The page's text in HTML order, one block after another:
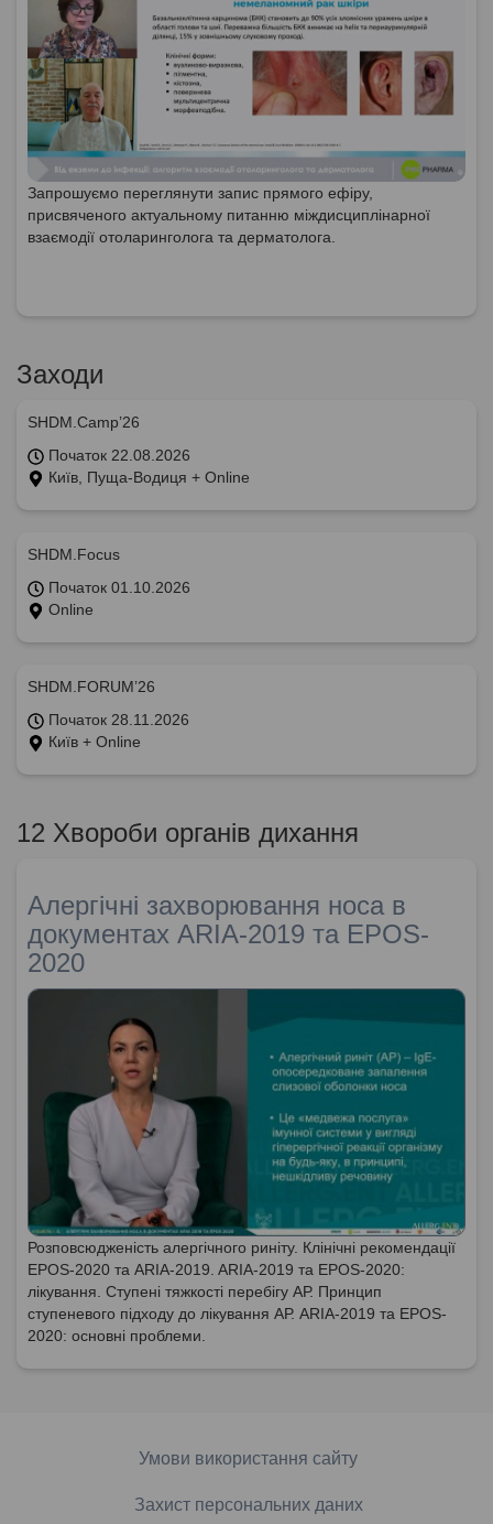
Запрошуємо переглянути запис прямого ефіру,
присвяченого актуальному питанню міждисциплінарної
взаємодії отоларинголога та дерматолога.
Заходи
SHDM.Camp’26
Початок 22.08.2026
Київ, Пуща-Водиця + Online
SHDM.Focus
Початок 01.10.2026
Online
SHDM.FORUM’26
Початок 28.11.2026
Київ + Online
12 Хвороби органів дихання
Алергічні захворювання носа в
документах ARIA-2019 та EPOS-
2020
Розповсюдженість алергічного риніту. Клінічні рекомендації
EPOS-2020 та ARIA-2019. ARIA-2019 та EPOS-2020:
лікування. Ступені тяжкості перебігу АР. Принцип
ступеневого підходу до лікування АР. ARIA-2019 та EPOS-
2020: основні проблеми.
Умови використання сайту
Захист персональних даних